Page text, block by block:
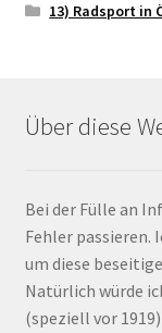
13) Radsport in
Über diese
Bei der Fülle an
Fehler passieren.
um diese
Natürlich würde
(speziell vor